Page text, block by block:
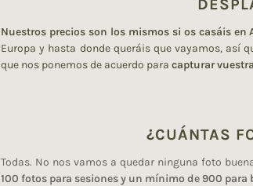
Nuestros precios son los mismos si os casáis en
Europa y hasta donde queráis que vayamos, así
que nos ponemos de acuerdo para capturar
¿CUÁNTAS
Todas. No nos vamos a quedar ninguna foto
100 fotos para sesiones y un mínimo de 900